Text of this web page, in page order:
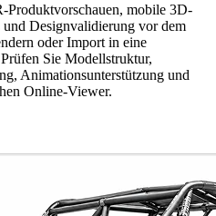
mobile 3D-
Designvalidierung vor dem
oder Import in eine
Sie Modellstruktur,
Animationsunterstützung und
Online-Viewer.